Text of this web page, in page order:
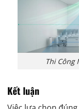
Thi Công
Kết luận